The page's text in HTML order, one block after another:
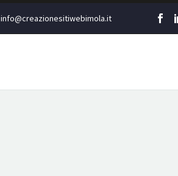
info@creazionesitiwebimola.it